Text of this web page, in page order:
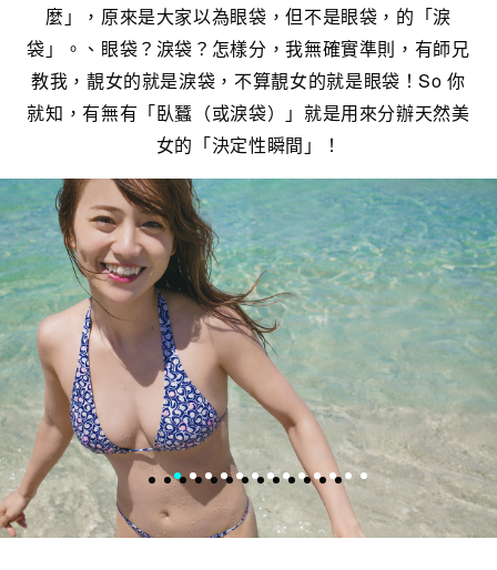
麼」，原來是大家以為眼袋，但不是眼袋，的「淚
袋」。、眼袋？淚袋？怎樣分，我無確實準則，有師兄
教我，靚女的就是淚袋，不算靚女的就是眼袋！So 你
就知，有無有「臥蠶（或淚袋）」就是用來分辦天然美
女的「決定性瞬間」！